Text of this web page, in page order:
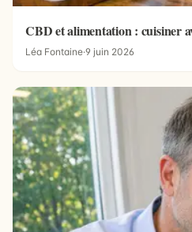
CBD et alimentation : cuisiner
Léa Fontaine·9 juin 2026